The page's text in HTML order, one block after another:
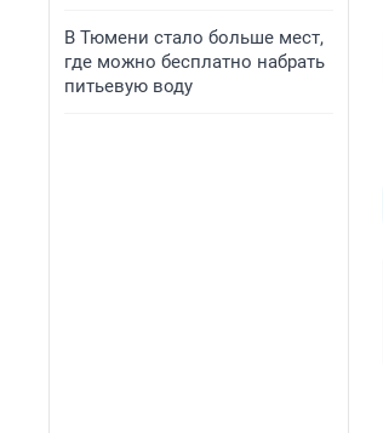
В Тюмени стало больше мест,
где можно бесплатно набрать
питьевую воду